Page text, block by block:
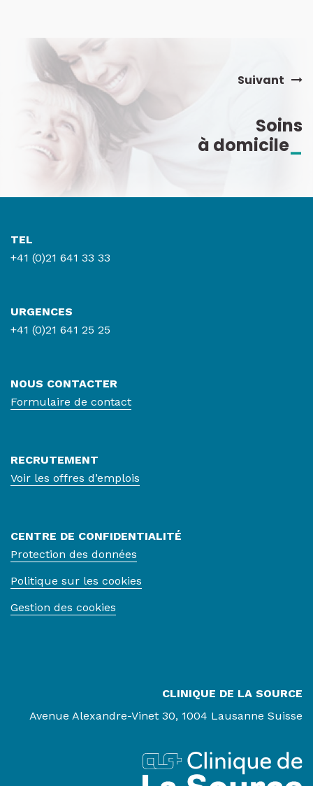
Suivant
Soins
à domicile
TEL
+41 (0)21 641 33 33
URGENCES
+41 (0)21 641 25 25
NOUS CONTACTER
Formulaire de contact
RECRUTEMENT
Voir les offres d’emplois
CENTRE DE CONFIDENTIALITÉ
Protection des données
Politique sur les cookies
Gestion des cookies
CLINIQUE DE LA SOURCE
Avenue Alexandre-Vinet 30, 1004 Lausanne Suisse